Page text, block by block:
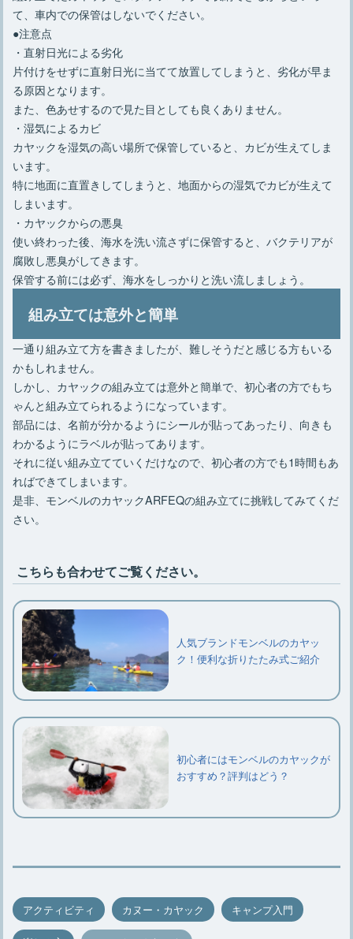
て、車内での保管はしないでください。
●注意点
・直射日光による劣化
片付けをせずに直射日光に当てて放置してしまうと、劣化が早ま
る原因となります。
また、色あせするので見た目としても良くありません。
・湿気によるカビ
カヤックを湿気の高い場所で保管していると、カビが生えてしま
います。
特に地面に直置きしてしまうと、地面からの湿気でカビが生えて
しまいます。
・カヤックからの悪臭
使い終わった後、海水を洗い流さずに保管すると、バクテリアが
腐敗し悪臭がしてきます。
保管する前には必ず、海水をしっかりと洗い流しましょう。
組み立ては意外と簡単
一通り組み立て方を書きましたが、難しそうだと感じる方もいる
かもしれません。
しかし、カヤックの組み立ては意外と簡単で、初心者の方でもち
ゃんと組み立てられるようになっています。
部品には、名前が分かるようにシールが貼ってあったり、向きも
わかるようにラベルが貼ってあります。
それに従い組み立てていくだけなので、初心者の方でも1時間もあ
ればできてしまいます。
是非、モンベルのカヤックARFEQの組み立てに挑戦してみてくだ
さい。
こちらも合わせてご覧ください。
人気ブランドモンベルのカヤッ
ク！便利な折りたたみ式ご紹介
初心者にはモンベルのカヤックが
おすすめ？評判はどう？
アクティビティ カヌー・カヤック キャンプ入門